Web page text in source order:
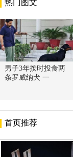
热门图文
男子3年按时投食两
条罗威纳犬 一
首页推荐